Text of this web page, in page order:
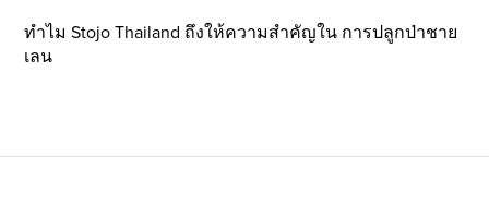
ทำไม Stojo Thailand ถึงให้ความสำคัญใน การปลูกป่าชาย
เลน